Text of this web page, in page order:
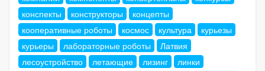
конспекты
конструкторы
концепты
кооперативные роботы
космос культура
курьезы
курьеры
лабораторные роботы
Латвия
лесоустройство
летающие лизинг
линки